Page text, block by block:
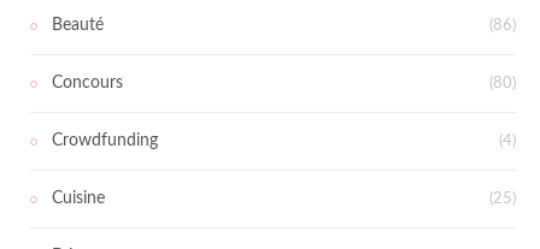
Beauté (86)
Concours (80)
Crowdfunding (4)
Cuisine (25)